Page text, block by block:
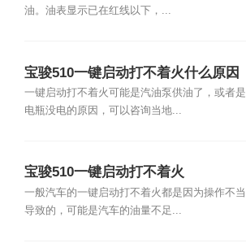
油。油表显示已在红线以下，...
宝骏510一键启动打不着火什么原因
一键启动打不着火可能是汽油泵供油了，或者是
电瓶没电的原因，可以咨询当地...
宝骏510一键启动打不着火
一般汽车的一键启动打不着火都是因为操作不当
导致的，可能是汽车的油量不足...